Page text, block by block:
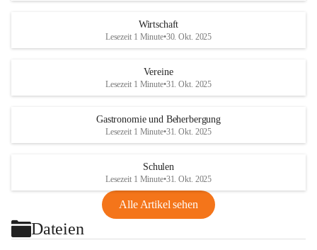
Wirtschaft
Lesezeit 1 Minute•30. Okt. 2025
Vereine
Lesezeit 1 Minute•31. Okt. 2025
Gastronomie und Beherbergung
Lesezeit 1 Minute•31. Okt. 2025
Schulen
Lesezeit 1 Minute•31. Okt. 2025
Alle Artikel sehen
Dateien